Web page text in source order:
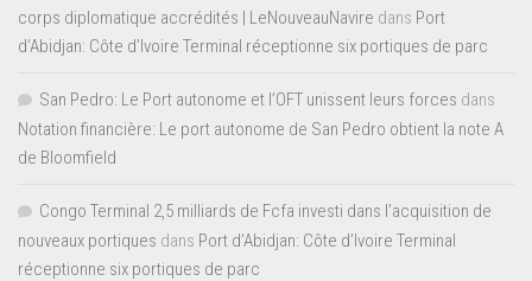
corps diplomatique accrédités | LeNouveauNavire dans Port
d’Abidjan: Côte d’Ivoire Terminal réceptionne six portiques de parc
San Pedro: Le Port autonome et l’OFT unissent leurs forces dans
Notation financière: Le port autonome de San Pedro obtient la note A
de Bloomfield
Congo Terminal 2,5 milliards de Fcfa investi dans l’acquisition de
nouveaux portiques dans Port d’Abidjan: Côte d’Ivoire Terminal
réceptionne six portiques de parc